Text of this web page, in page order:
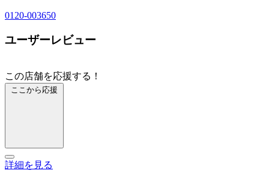
0120-003650
ユーザーレビュー
この店舗を応援する！
ここから応援
詳細を見る